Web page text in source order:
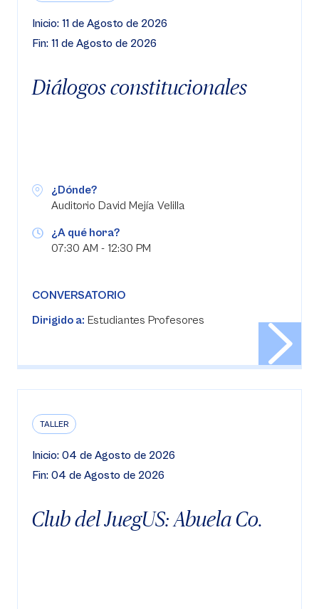
Inicio: 11 de Agosto de 2026
Fin: 11 de Agosto de 2026
Diálogos constitucionales
¿Dónde?
Auditorio David Mejía Velilla
¿A qué hora?
07:30 AM - 12:30 PM
CONVERSATORIO
Dirigido a: Estudiantes Profesores
TALLER
Inicio: 04 de Agosto de 2026
Fin: 04 de Agosto de 2026
Club del JuegUS: Abuela Co.